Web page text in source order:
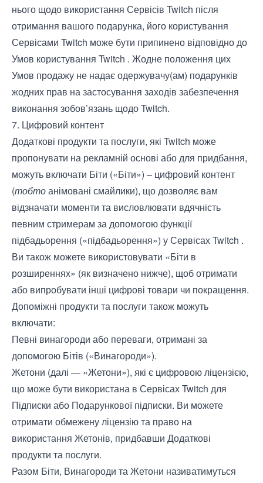
нього щодо використання Сервісів Twitch після
отримання вашого подарунка, його користування
Сервісами Twitch може бути припинено відповідно до
Умов користування Twitch . Жодне положення цих
Умов продажу не надає одержувачу(ам) подарунків
жодних прав на застосування заходів забезпечення
виконання зобов’язань щодо Twitch.
7. Цифровий контент
Додаткові продукти та послуги, які Twitch може
пропонувати на рекламній основі або для придбання,
можуть включати Біти («Біти») – цифровий контент
(тобтоанімовані смайлики), що дозволяє вам
відзначати моменти та висловлювати вдячність
певним стримерам за допомогою функції
підбадьорення («підбадьорення») у Сервісах Twitch .
Ви також можете використовувати «Біти в
розширеннях» (як визначено нижче), щоб отримати
або випробувати інші цифрові товари чи покращення.
Допоміжні продукти та послуги також можуть
включати:
Певні винагороди або переваги, отримані за
допомогою Бітів («Винагороди»).
Жетони (далі — «Жетони»), які є цифровою ліцензією,
що може бути використана в Сервісах Twitch для
Підписки або Подарункової підписки. Ви можете
отримати обмежену ліцензію та право на
використання Жетонів, придбавши Додаткові
продукти та послуги.
Разом Біти, Винагороди та Жетони називатимуться